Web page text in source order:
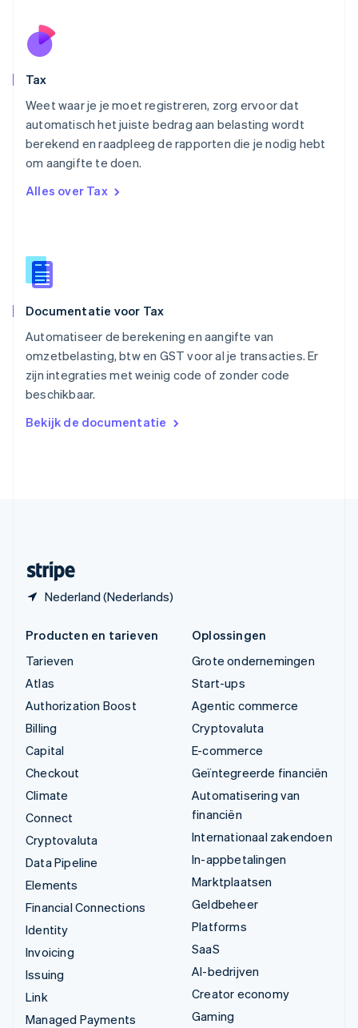
Tax
Weet waar je je moet registreren, zorg ervoor dat
automatisch het juiste bedrag aan belasting wordt
berekend en raadpleeg de rapporten die je nodig hebt
om aangifte te doen.
Alles over Tax
Documentatie voor Tax
Automatiseer de berekening en aangifte van
omzetbelasting, btw en GST voor al je transacties. Er
zijn integraties met weinig code of zonder code
beschikbaar.
Bekijk de documentatie
Nederland (Nederlands)
English
Oostenrijk
English
Portugal
English
Roemenië
English
Singapore
English 简体中文
English
Spanje
Thailand
ไทยEnglish
Tsjechië
Vasteland van China
简体中文English
English
Producten en tarieven
Tarieven
Atlas
Authorization Boost
Billing
Capital
Checkout
Climate
Connect
Cryptovaluta
Data Pipeline
Elements
Financial Connections
Identity
Invoicing
Issuing
Link
Managed Payments
Oplossingen
Grote ondernemingen
Start-ups
Agentic commerce
Cryptovaluta
E-commerce
Geïntegreerde financiën
Automatisering van
financiën
Internationaal zakendoen
In-appbetalingen
Marktplaatsen
Geldbeheer
Platforms
SaaS
AI-bedrijven
Creator economy
Gaming